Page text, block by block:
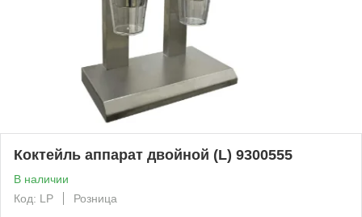
Коктейль аппарат двойной (L) 9300555
В наличии
Код: LP
Розница